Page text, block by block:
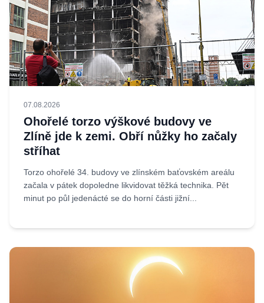
07.08.2026
Ohořelé torzo výškové budovy ve
Zlíně jde k zemi. Obří nůžky ho začaly
stříhat
Torzo ohořelé 34. budovy ve zlínském baťovském areálu
začala v pátek dopoledne likvidovat těžká technika. Pět
minut po půl jedenácté se do horní části jižní...